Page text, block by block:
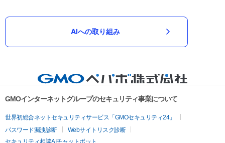
AIへの取り組み
GMOインターネットグループのセキュリティ事業について
世界初総合ネットセキュリティサービス「GMOセキュリティ24」
パスワード漏洩診断
Webサイトリスク診断
セキュリティ相談AIチャットボット